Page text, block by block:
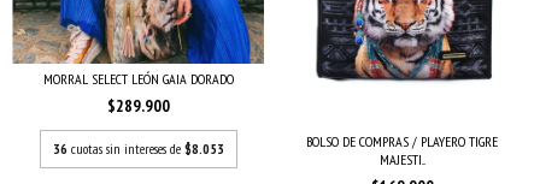
MORRAL SELECT LEÓN GAIA DORADO
$289.900
36 cuotas sin intereses de $8.053
BOLSO DE COMPRAS / PLAYERO TIGRE
MAJESTI...